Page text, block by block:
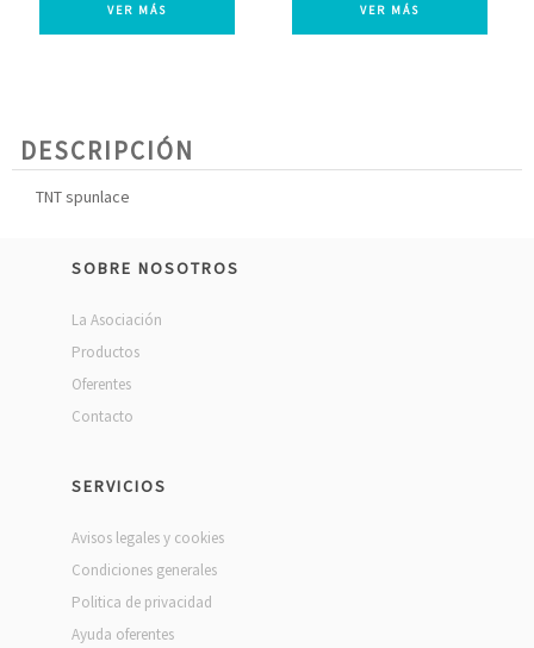
VER MÁS VER MÁS
DESCRIPCIÓN
TNT spunlace
SOBRE NOSOTROS
La Asociación
Productos
Oferentes
Contacto
SERVICIOS
Avisos legales y cookies
Condiciones generales
Politica de privacidad
Ayuda oferentes